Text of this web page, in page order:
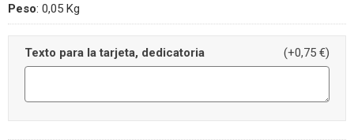
Peso: 0,05 Kg
Texto para la tarjeta, dedicatoria (+0,75 €)